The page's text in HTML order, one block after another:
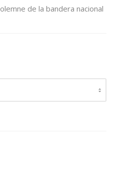
de la bandera nacional